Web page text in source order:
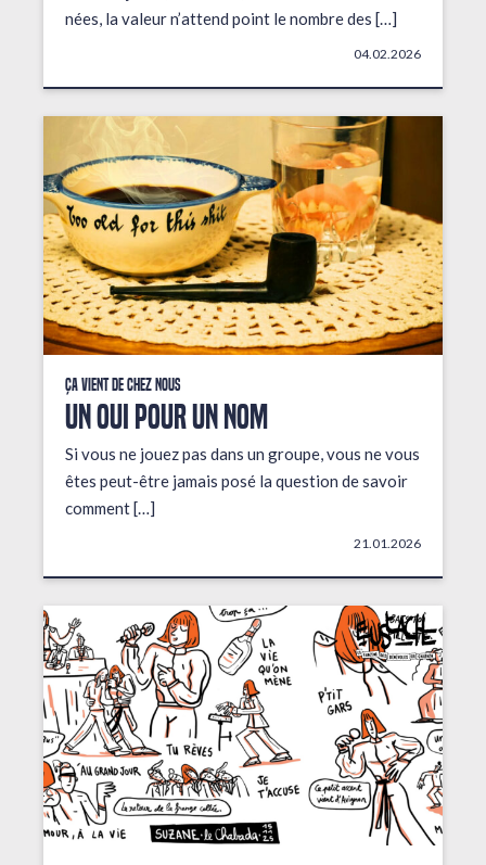
nées, la valeur n’attend point le nombre des […]
04.02.2026
Ça vient de chez nous
UN OUI POUR UN NOM
Si vous ne jouez pas dans un groupe, vous ne vous
êtes peut-être jamais posé la question de savoir
comment […]
21.01.2026